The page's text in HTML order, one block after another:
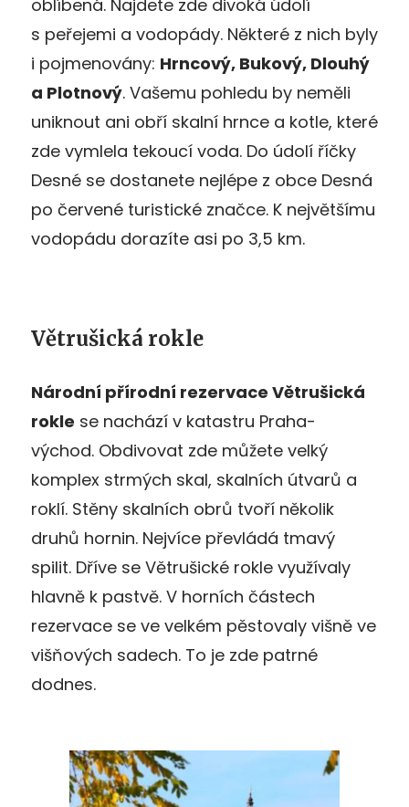
oblíbená. Najdete zde divoká údolí
s peřejemi a vodopády. Některé z nich byly
i pojmenovány: Hrncový, Bukový, Dlouhý
a Plotnový. Vašemu pohledu by neměli
uniknout ani obří skalní hrnce a kotle, které
zde vymlela tekoucí voda. Do údolí říčky
Desné se dostanete nejlépe z obce Desná
po červené turistické značce. K největšímu
vodopádu dorazíte asi po 3,5 km.
Větrušická rokle
Národní přírodní rezervace Větrušická
rokle se nachází v katastru Praha-
východ. Obdivovat zde můžete velký
komplex strmých skal, skalních útvarů a
roklí. Stěny skalních obrů tvoří několik
druhů hornin. Nejvíce převládá tmavý
spilit. Dříve se Větrušické rokle využívaly
hlavně k pastvě. V horních částech
rezervace se ve velkém pěstovaly višně ve
višňových sadech. To je zde patrné
dodnes.